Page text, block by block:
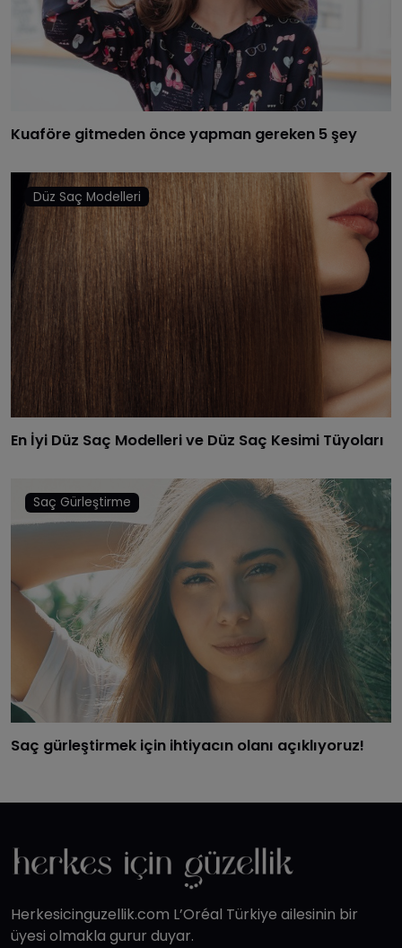
​Kuaföre gitmeden önce yapman gereken 5 şey
Düz Saç Modelleri
En İyi Düz Saç Modelleri ve Düz Saç Kesimi Tüyoları
Saç Gürleştirme
Saç gürleştirmek için ihtiyacın olanı açıklıyoruz!
Herkesicinguzellik.com L’Oréal Türkiye ailesinin bir
üyesi olmakla gurur duyar.